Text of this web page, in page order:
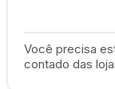
Você precisa
contado das